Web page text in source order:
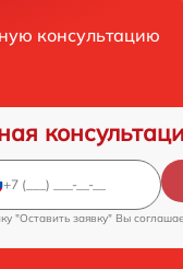
консультацию
"Оставить заявку" Вы